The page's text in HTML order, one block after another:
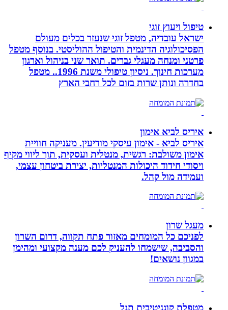
טיפול ויעוץ זוגי
ישראל עובדיה, מטפל זוגי שנעזר בכלים מעולם
הפסיכולוגיה הדינמית והטיפול ההוליסטי. בנוסף מטפל
פרטני ומנחה מעגלי גברים. תואר שני בניהול וארגון
מערכות חינוך. ניסיון טיפולי משנת 1996.. מטפל
בחדרה ונותן שרות בזום לכל רחבי הארץ
איריס לביא אימון
איריס לביא - אימון עיסקי מודיעין. מעניקה חוויית
אימון משולבת: רגשית, מנטלית ועסקית, תוך ליווי מקיף
ויסודי חידוד היכולות המנטליות, יצירת ביטחון עצמי,
ועמידה מול קהל.
מעגל שרון
לפניכם כל המומחים מאזור פתח תקווה, דרום השרון
והסביבה, שישמחו להעניק לכם מענה מקצועי ומהימן
במגוון נושאים!
מטפלת קוגניטיבית תגל